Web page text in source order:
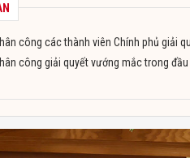
công các thành viên Chính phủ giải
công giải quyết vướng mắc trong